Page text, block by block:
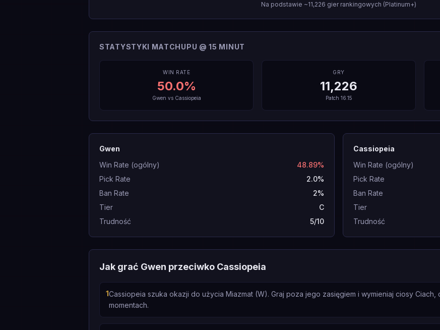
Na podstawie ~11,226 gier rankingowych (Platinum+)
STATYSTYKI MATCHUPU @ 15 MINUT
WIN RATE
50.0%
Gwen vs Cassiopeia
GRY
11,226
Patch 16.15
Gwen
Win Rate (ogólny)
48.89%
Pick Rate
2.0%
Ban Rate
2%
Tier
C
Trudność
5/10
Cassiopeia
Win Rate (ogólny)
Pick Rate
Ban Rate
Tier
Trudność
Jak grać Gwen przeciwko Cassiopeia
1Cassiopeia szuka okazji do użycia Miazmat (W). Graj poza jego zasięgiem i wymieniaj ciosy
momentach.